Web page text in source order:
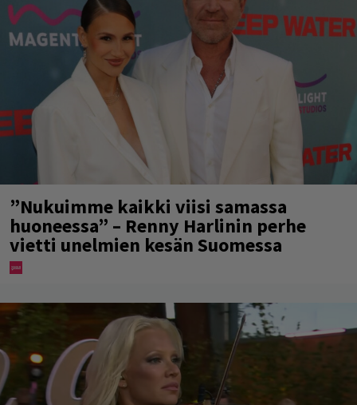
”Nukuimme kaikki viisi samassa
huoneessa” – Renny Harlinin perhe
vietti unelmien kesän Suomessa